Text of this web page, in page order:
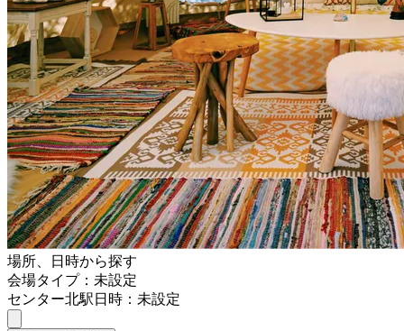
場所、日時から探す
会場タイプ：未設定
センター北駅日時：未設定